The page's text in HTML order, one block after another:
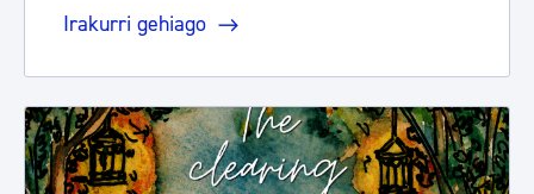
Irakurri gehiago